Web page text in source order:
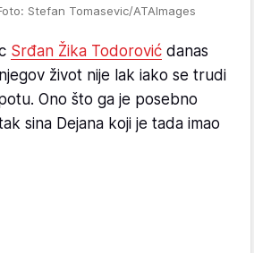
Stefan Tomasevic/ATAImages
Srđan Žika Todorović danas
život nije lak iako se trudi
Ono što ga je posebno
sina Dejana koji je tada imao